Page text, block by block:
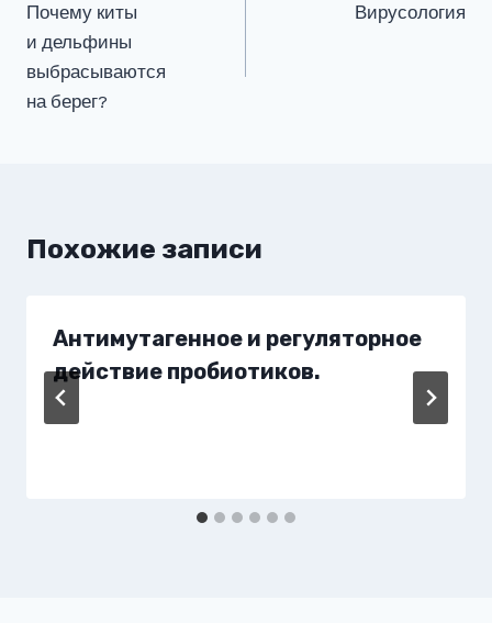
по
записям
Почему киты
и дельфины
выбрасываются
на берег?
Вирусология
Похожие записи
Антимутагенное и регуляторное
действие пробиотиков.